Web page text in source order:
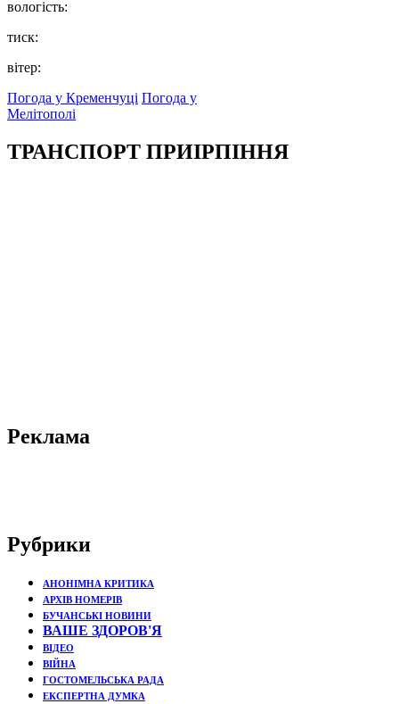
вологість:
тиск:
вітер:
Погода у Кременчуці Погода у
Мелітополі
ТРАНСПОРТ ПРИІРПІННЯ
Реклама
Рубрики
АНОНІМНА КРИТИКА
АРХІВ НОМЕРІВ
БУЧАНСЬКІ НОВИНИ
ВАШЕ ЗДОРОВ'Я
ВІДЕО
ВІЙНА
ГОСТОМЕЛЬСЬКА РАДА
ЕКСПЕРТНА ДУМКА